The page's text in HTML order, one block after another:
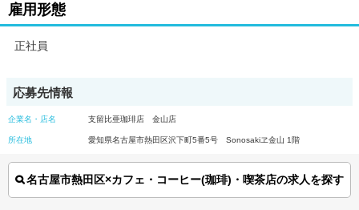
雇用形態
正社員
応募先情報
企業名・店名 支留比亜珈琲店 金山店
所在地 愛知県名古屋市熱田区沢下町5番5号 Sonosakiヱ金山 1階
名古屋市熱田区×カフェ・コーヒー(珈琲)・喫茶店の求人を探す